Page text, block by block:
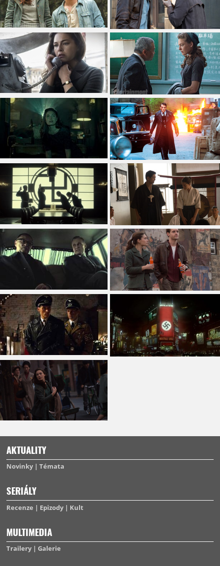
AKTUALITY
Novinky Témata
SERIÁLY
Recenze Epizody Kult
MULTIMEDIA
Trailery Galerie